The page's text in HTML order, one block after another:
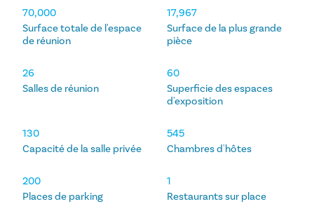
HÉBERGEMENT
Surface totale de l'espace
de réunion
70,000
Surface de la plus grande
pièce
17,967
Salles de réunion
26
Superficie des espaces
d'exposition
60
Capacité de la salle privée
130
Chambres d'hôtes
545
Places de parking
200
Restaurants sur place
1